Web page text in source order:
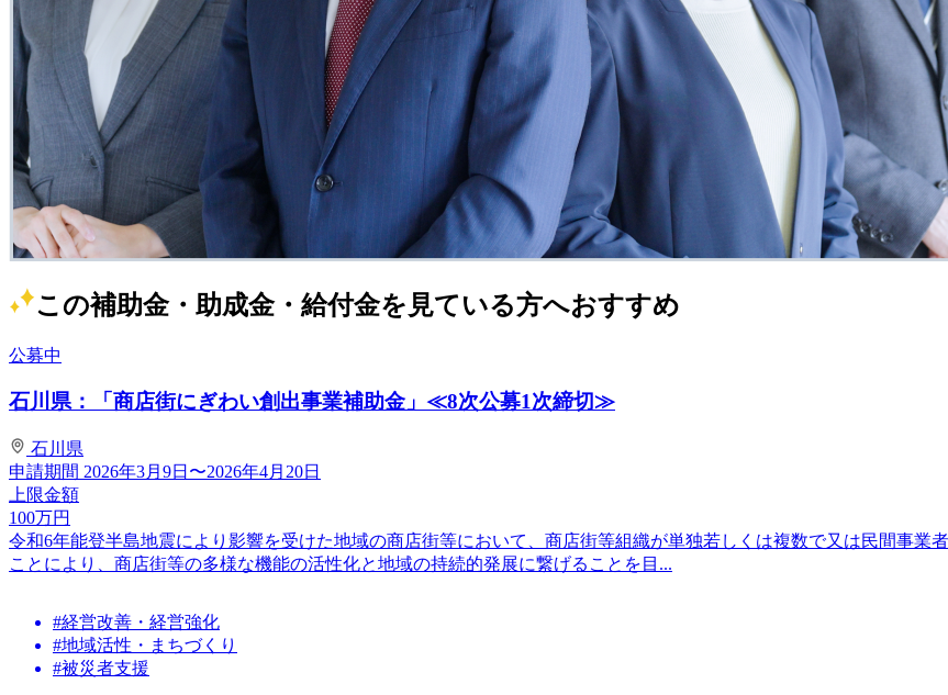
この補助金・助成金・給付金を見ている方へおすすめ
公募中
石川県：「商店街にぎわい創出事業補助金」≪8次公募1次締切≫
石川県
申請期間 2026年3月9日〜2026年4月20日
上限金額
100万円
令和6年能登半島地震により影響を受けた地域の商店街等において、商店街等組織が単独若しくは複数で又は民間事業
ことにより、商店街等の多様な機能の活性化と地域の持続的発展に繋げることを目...
#経営改善・経営強化
#地域活性・まちづくり
#被災者支援